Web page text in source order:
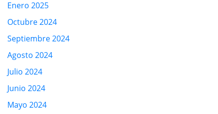
Enero 2025
Octubre 2024
Septiembre 2024
Agosto 2024
Julio 2024
Junio 2024
Mayo 2024